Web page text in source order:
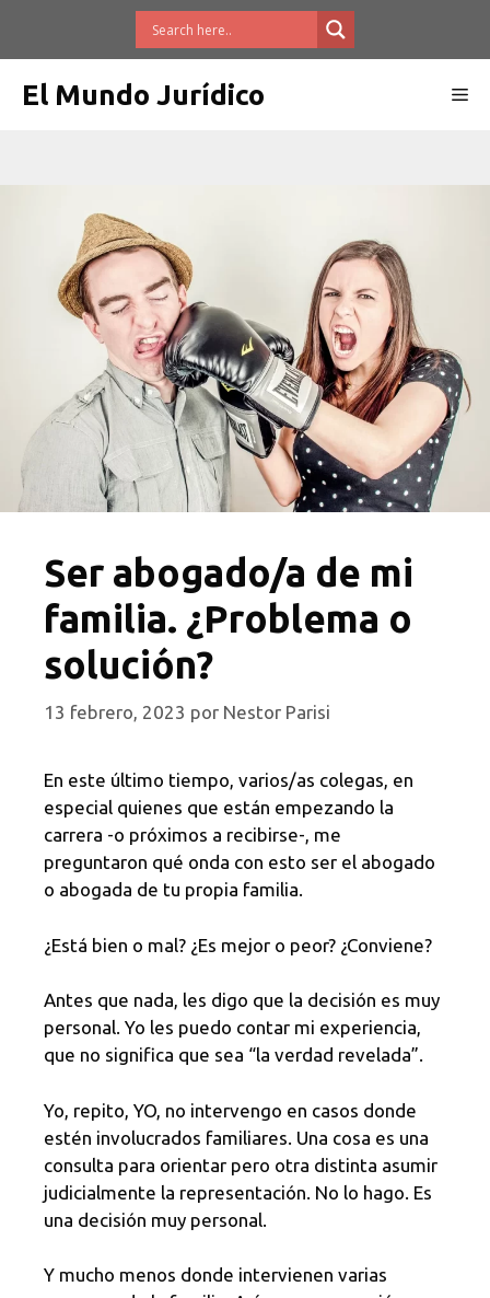
El Mundo Jurídico
Ser abogado/a de mi
familia. ¿Problema o
solución?
13 febrero, 2023 por Nestor Parisi
En este último tiempo, varios/as colegas, en
especial quienes que están empezando la
carrera -o próximos a recibirse-, me
preguntaron qué onda con esto ser el abogado
o abogada de tu propia familia.
¿Está bien o mal? ¿Es mejor o peor? ¿Conviene?
Antes que nada, les digo que la decisión es muy
personal. Yo les puedo contar mi experiencia,
que no significa que sea “la verdad revelada”.
Yo, repito, YO, no intervengo en casos donde
estén involucrados familiares. Una cosa es una
consulta para orientar pero otra distinta asumir
judicialmente la representación. No lo hago. Es
una decisión muy personal.
Y mucho menos donde intervienen varias